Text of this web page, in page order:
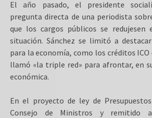
El año pasado, el presidente
pregunta directa de una periodista
que los cargos públicos se redujesen
situación. Sánchez se limitó a
para la economía, como los créditos ICO
llamó «la triple red» para afrontar, en
económica.
En el proyecto de ley de
Consejo de Ministros y remitido